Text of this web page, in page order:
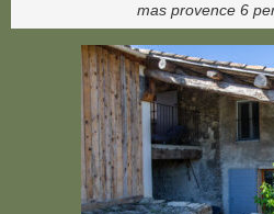
mas provence 6